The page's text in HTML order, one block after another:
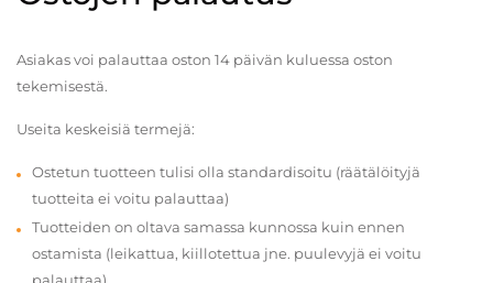
Asiakas voi palauttaa oston 14 päivän kuluessa oston
tekemisestä.
Useita keskeisiä termejä:
Ostetun tuotteen tulisi olla standardisoitu (räätälöityjä
tuotteita ei voitu palauttaa)
Tuotteiden on oltava samassa kunnossa kuin ennen
ostamista (leikattua, kiillotettua jne. puulevyjä ei voitu